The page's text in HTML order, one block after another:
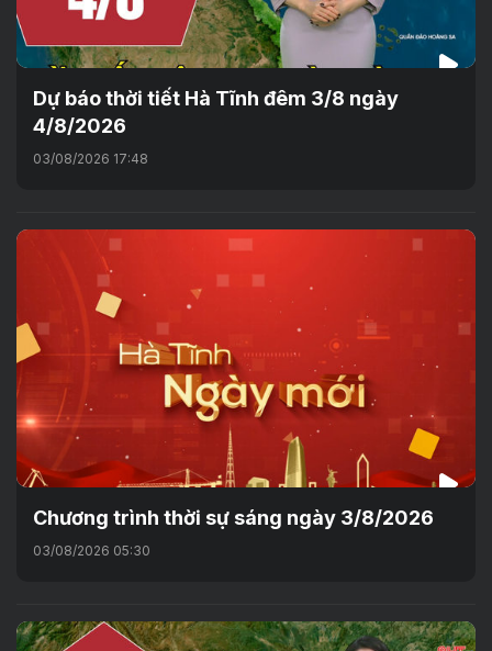
Dự báo thời tiết Hà Tĩnh đêm 3/8 ngày
4/8/2026
03/08/2026 17:48
Chương trình thời sự sáng ngày 3/8/2026
03/08/2026 05:30